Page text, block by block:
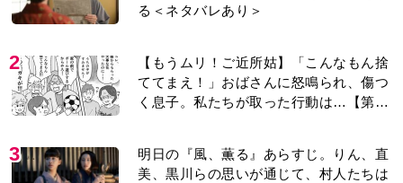
る＜ネタバレあり＞
2
【もうムリ！ご近所姑】「こんなもん捨
ててまえ！」おばさんに怒鳴られ、傷つ
く息子。私たちが取った行動は…【第3
3
明日の『風、薫る』あらすじ。りん、直
美、黒川らの思いが通じて、村人たちは